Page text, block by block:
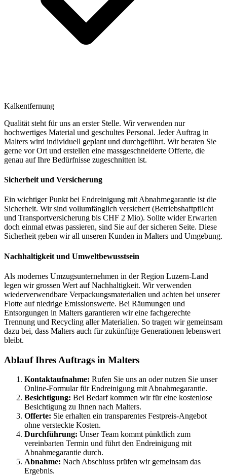
Kalkentfernung
Qualität steht für uns an erster Stelle. Wir verwenden nur
hochwertiges Material und geschultes Personal. Jeder Auftrag in
Malters wird individuell geplant und durchgeführt. Wir beraten Sie
gerne vor Ort und erstellen eine massgeschneiderte Offerte, die
genau auf Ihre Bedürfnisse zugeschnitten ist.
Sicherheit und Versicherung
Ein wichtiger Punkt bei Endreinigung mit Abnahmegarantie ist die
Sicherheit. Wir sind vollumfänglich versichert (Betriebshaftpflicht
und Transportversicherung bis CHF 2 Mio). Sollte wider Erwarten
doch einmal etwas passieren, sind Sie auf der sicheren Seite. Diese
Sicherheit geben wir all unseren Kunden in Malters und Umgebung.
Nachhaltigkeit und Umweltbewusstsein
Als modernes Umzugsunternehmen in der Region Luzern-Land
legen wir grossen Wert auf Nachhaltigkeit. Wir verwenden
wiederverwendbare Verpackungsmaterialien und achten bei unserer
Flotte auf niedrige Emissionswerte. Bei Räumungen und
Entsorgungen in Malters garantieren wir eine fachgerechte
Trennung und Recycling aller Materialien. So tragen wir gemeinsam
dazu bei, dass Malters auch für zukünftige Generationen lebenswert
bleibt.
Ablauf Ihres Auftrags in Malters
Kontaktaufnahme: Rufen Sie uns an oder nutzen Sie unser
Online-Formular für Endreinigung mit Abnahmegarantie.
Besichtigung: Bei Bedarf kommen wir für eine kostenlose
Besichtigung zu Ihnen nach Malters.
Offerte: Sie erhalten ein transparentes Festpreis-Angebot
ohne versteckte Kosten.
Durchführung: Unser Team kommt pünktlich zum
vereinbarten Termin und führt den Endreinigung mit
Abnahmegarantie durch.
Abnahme: Nach Abschluss prüfen wir gemeinsam das
Ergebnis.